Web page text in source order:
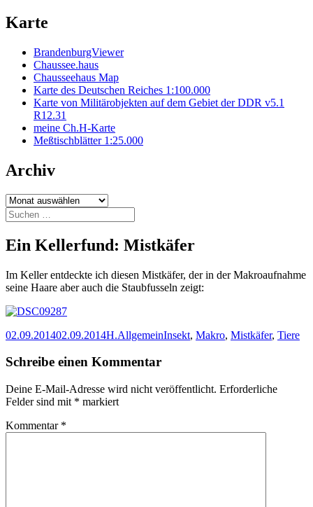
Karte
BrandenburgViewer
Chaussee.haus
Chausseehaus Map
Karte des Deutschen Reiches 1:100.000
Karte von Militärobjekten auf dem Gebiet der DDR v5.1
R12.31
meine Ch.H-Karte
Meßtischblätter 1:25.000
Archiv
Archiv
Suchen
nach:
Ein Kellerfund: Mistkäfer
Im Keller entdeckte ich diesen Mistkäfer, der in der Makroaufnahme
seine Haare aber auch die Staubfusseln zeigt:
Veröffentlicht
02.09.201402.09.2014Autor
H.Kategorien
AllgemeinSchlagwörter
Insekt, Makro, Mistkäfer, Tiere
Schreibe einen Kommentar
Deine E-Mail-Adresse wird nicht veröffentlicht. Erforderliche
Felder sind mit * markiert
Kommentar *